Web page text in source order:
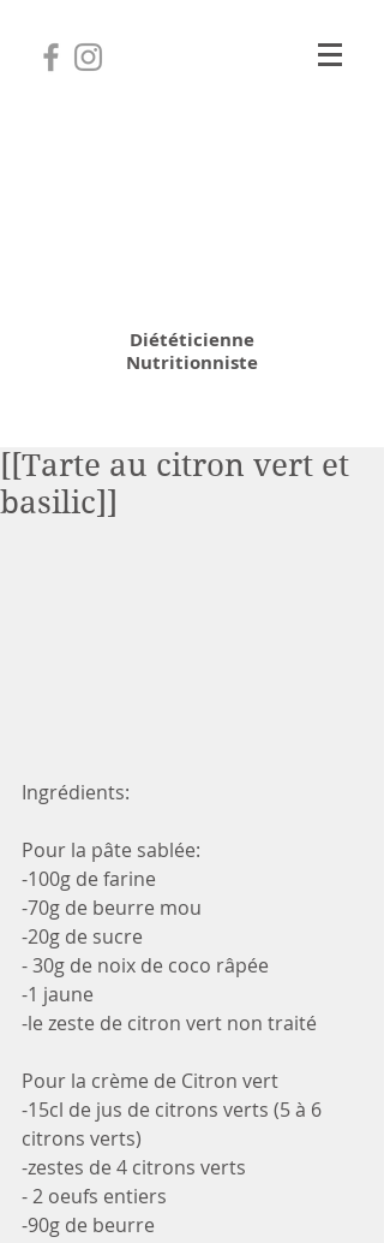
Diététicienne
Nutritionniste
[[Tarte au citron vert et
basilic]]
Ingrédients:
Pour la pâte sablée:
-100g de farine
-70g de beurre mou
-20g de sucre
- 30g de noix de coco râpée
-1 jaune
-le zeste de citron vert non traité
Pour la crème de Citron vert
-15cl de jus de citrons verts (5 à 6
citrons verts)
-zestes de 4 citrons verts
- 2 oeufs entiers
-90g de beurre